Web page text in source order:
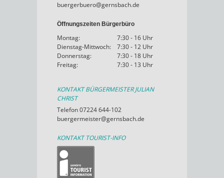
buergerbuero@gernsbach.de
Öffnungszeiten Bürgerbüro
Montag:
7:30 - 16 Uhr
Dienstag-Mittwoch:
7:30 - 12 Uhr
Donnerstag:
7:30 - 18 Uhr
Freitag:
7:30 - 13 Uhr
KONTAKT BÜRGERMEISTER JULIAN
CHRIST
Telefon 07224 644-102
buergermeister@gernsbach.de
KONTAKT TOURIST-INFO